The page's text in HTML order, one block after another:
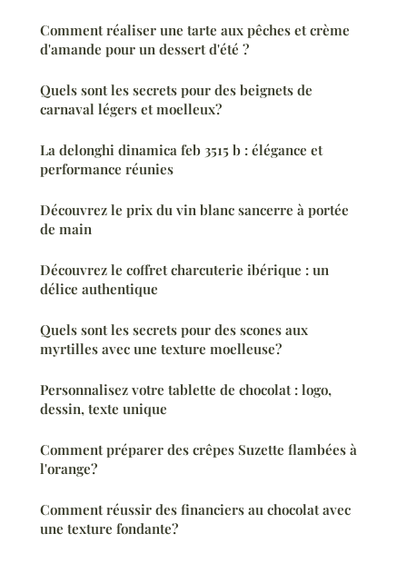
Comment réaliser une tarte aux pêches et crème
d'amande pour un dessert d'été ?
Quels sont les secrets pour des beignets de
carnaval légers et moelleux?
La delonghi dinamica feb 3515 b : élégance et
performance réunies
Découvrez le prix du vin blanc sancerre à portée
de main
Découvrez le coffret charcuterie ibérique : un
délice authentique
Quels sont les secrets pour des scones aux
myrtilles avec une texture moelleuse?
Personnalisez votre tablette de chocolat : logo,
dessin, texte unique
Comment préparer des crêpes Suzette flambées à
l'orange?
Comment réussir des financiers au chocolat avec
une texture fondante?